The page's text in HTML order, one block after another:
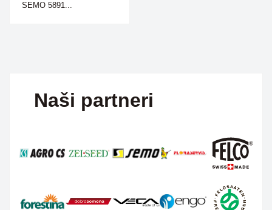
SEMO 5891...
Naši partneri